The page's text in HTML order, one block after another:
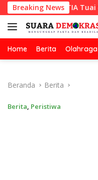
Langsung
ke
konten
Breaking News
SETIA Tuai Sorotan
Home Berita Olahraga
Beranda Berita
Berita, Peristiwa